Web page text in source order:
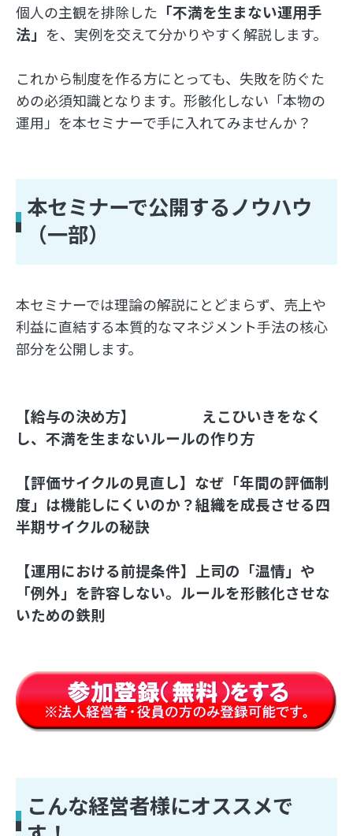
個人の主観を排除した 「不満を生まない運用手
法」 を、実例を交えて分かりやすく解説します。
これから制度を作る方にとっても、失敗を防ぐた
めの必須知識となります。形骸化しない「本物の
運用」を本セミナーで手に入れてみませんか？
本セミナーで公開するノウハウ
（一部）
本セミナーでは理論の解説にとどまらず、売上や
利益に直結する本質的なマネジメント手法の核心
部分を公開します。
【給与の決め方】　　　　  えこひいきをなく
し、不満を生まないルールの作り方
【評価サイクルの見直し】なぜ「年間の評価制
度」は機能しにくいのか？組織を成長させる四
半期サイクルの秘訣
【運用における前提条件】上司の「温情」や
「例外」を許容しない。ルールを形骸化させな
いための鉄則
こんな経営者様にオススメで